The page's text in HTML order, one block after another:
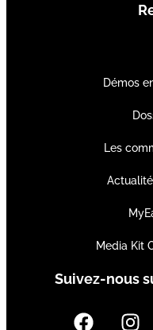
Démos
Les
Media Kit
Suivez-nous